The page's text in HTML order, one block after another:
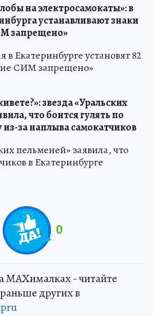
на электросамокаты»: в
устанавливают знаки
запрещено»
в Екатеринбурге установят 82
СИМ запрещено»
звезда «Уральских
что боится гулять по
за наплыва самокатчиков
пельменей» заявила, что
в Екатеринбурге
0
MAXималках - читайте
других в